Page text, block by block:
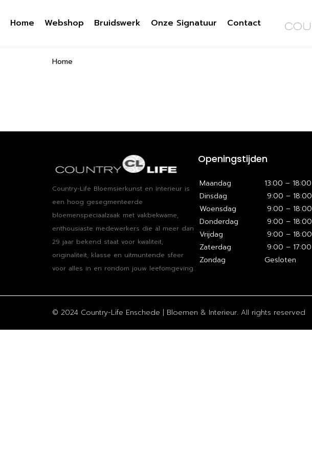
Home Webshop Bruidswerk Onze Signatuur Contact
Home
Country-Life Bloemsierkunst en Interieur is
een hoog​ ​gesegmenteerde
bloemenspeciaalzaak met vakbekwame​, ​
enthousiaste medewerkers die al meer dan
29 jaar bekend staat voor kwaliteit,
originaliteit, klasse en uitmuntende sfeer
voor alles in en rondom jouw leefomgeving.
Openingstijden
Maandag
13:00 – 18:00
Dinsdag
9:00 – 18:00
Woensdag
9:00 – 18:00
Donderdag
9:00 – 18:00
Vrijdag
9:00 – 18:00
Zaterdag
9:00 – 17:00
Zondag
Gesloten
© 2024 Country-Life Enschede | Bloemen & Interieur. All rights reserved